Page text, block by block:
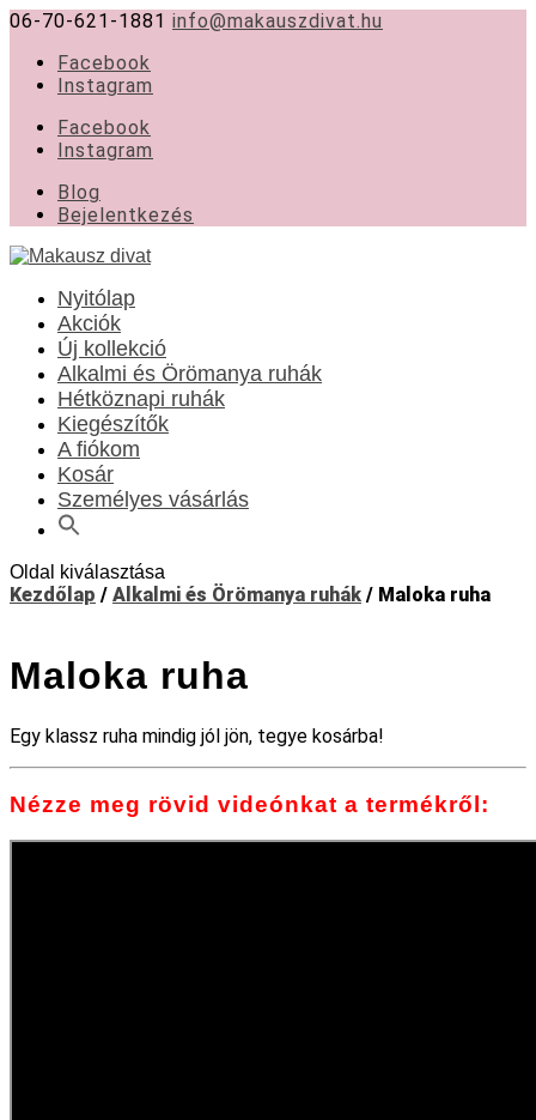
06-70-621-1881 info@makauszdivat.hu
Facebook
Instagram
Facebook
Instagram
Blog
Bejelentkezés
Nyitólap
Akciók
Új kollekció
Alkalmi és Örömanya ruhák
Hétköznapi ruhák
Kiegészítők
A fiókom
Kosár
Személyes vásárlás
Oldal kiválasztása
Kezdőlap / Alkalmi és Örömanya ruhák / Maloka ruha
Maloka ruha
Egy klassz ruha mindig jól jön, tegye kosárba!
Nézze meg rövid videónkat a termékről: